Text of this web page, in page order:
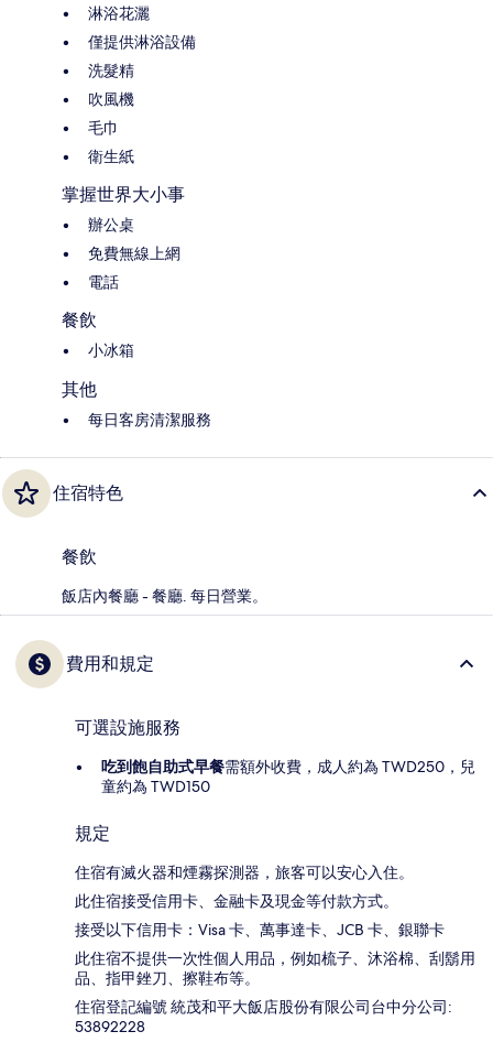
淋浴花灑
僅提供淋浴設備
洗髮精
吹風機
毛巾
衛生紙
掌握世界大小事
辦公桌
免費無線上網
電話
餐飲
小冰箱
其他
每日客房清潔服務
住宿特色
餐飲
飯店內餐廳 - 餐廳. 每日營業。
費用和規定
可選設施服務
吃到飽自助式早餐需額外收費，成人約為 TWD250，兒
童約為 TWD150
規定
住宿有滅火器和煙霧探測器，旅客可以安心入住。
此住宿接受信用卡、金融卡及現金等付款方式。
接受以下信用卡：Visa 卡、萬事達卡、JCB 卡、銀聯卡
此住宿不提供一次性個人用品，例如梳子、沐浴棉、刮鬍用
品、指甲銼刀、擦鞋布等。
住宿登記編號 統茂和平大飯店股份有限公司台中分公司:
53892228